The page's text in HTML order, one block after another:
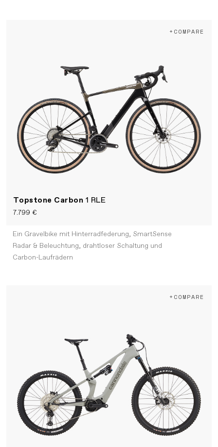
Topstone Carbon 1 RLE
7.799 €
+COMPARE
Ein Gravelbike mit Hinterradfederung, SmartSense
Radar & Beleuchtung, drahtloser Schaltung und
Carbon-Laufrädern
+COMPARE